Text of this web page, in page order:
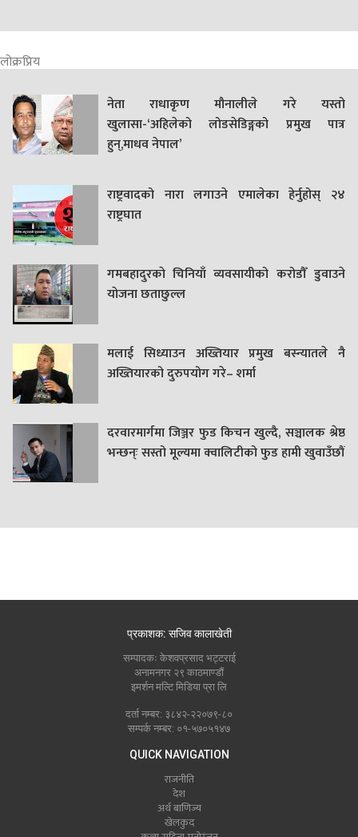
लोक्रप्रिय
नेता राधाकृण मौनालीले गरे यस्तो
खुलासा-‘अहिलेको लोडसेडिङ्गको प्रमुख पात्र
हुन्,माधव नेपाल’
राष्ट्रवादको नारा लगाउने एमालेका हेर्नुहोस् २४
राष्ट्रघात
गमबहादुरकाे चिनियाँ व्यवसायीको करोडौँ डुवाउने
याेजना छताछुल्ल
मलाई सिध्याउन अख्तियार प्रमुख बस्न्यातले नै
अख्तियारको दुरुपयोग गरे– शर्मा
दरवारमार्गमा जिञ्जर फुड किचन खुल्दै, सञ्चालक श्रेष्ठ
भन्छन्ः सस्तो मूल्यमा क्वालिटीको फुड हामी खुवाउँछौं
प्रकाशक: सजिव कालाखेती
सम्पादकः केशवप्रसाद भट्टराई
अनामनगर २९ काठमाण्डौं
इमर्शन मल्टि मिडिया प्रा लि
दर्ता नम्बर: ३८४२-२२०७९-८०
सम्पर्क नम्बर: ०१-५७०५१४७
QUICK NAVIGATION
राजनीति
देश
अर्थ बाणिज्य
खेलकुद